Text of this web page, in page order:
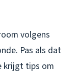
volgens
Pas als dat
krijgt tips om